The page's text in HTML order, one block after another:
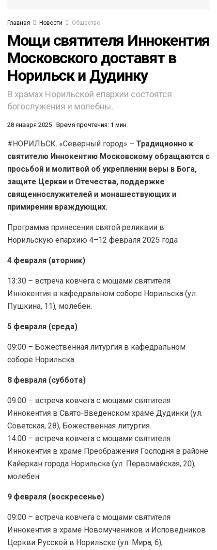
Главная Новости Общество
Мощи святителя Иннокентия
Московского доставят в
Норильск и Дудинку
В храмах Норильской епархии состоятся
богослужения и молебны.
28 января 2025 Время прочтения: 1 мин.
#НОРИЛЬСК. «Северный город» – Традиционно к
святителю Иннокентию Московскому обращаются с
просьбой и молитвой об укреплении веры в Бога,
защите Церкви и Отечества, поддержке
священнослужителей и монашествующих и
примирении враждующих.
Программа принесения святой реликвии в
Норильскую епархию 4–12 февраля 2025 года
4 февраля (вторник)
13:30 – встреча ковчега с мощами святителя
Иннокентия в кафедральном соборе Норильска (ул.
Пушкина, 11), молебен.
5 февраля (среда)
09:00 – Божественная литургия в кафедральном
соборе Норильска.
8 февраля (суббота)
09:00 – встреча ковчега с мощами святителя
Иннокентия в Свято-Введенском храме Дудинки (ул.
Советская, 28), Божественная литургия.
14:00 – встреча ковчега с мощами святителя
Иннокентия в храме Преображения Господня в районе
Кайеркан города Норильска (ул. Первомайская, 20),
молебен.
9 февраля (воскресенье)
09:00 – встреча ковчега с мощами святителя
Иннокентия в храме Новомучеников и Исповедников
Церкви Русской в Норильске (ул. Мира, 6),